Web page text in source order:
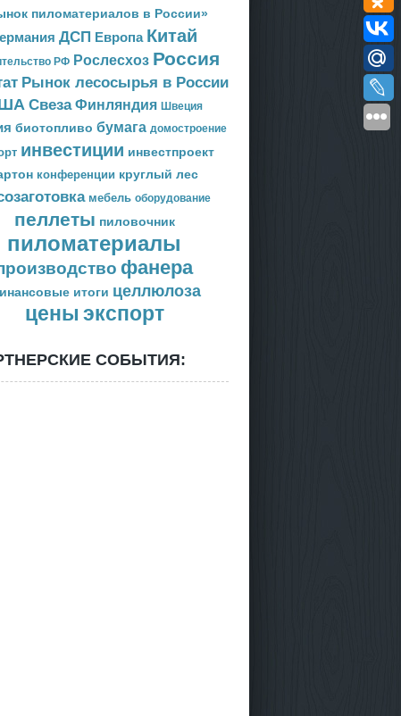
пиломатериалов в России»
ДСП Европа Китай
РФ Рослесхоз Россия
Рынок лесосырья в России
Свеза Финляндия Швеция
биотопливо бумага домостроение
инвестиции инвестпроект
конференции круглый лес
мебель оборудование
пеллеты пиловочник
пиломатериалы
фанера
итоги целлюлоза
цены экспорт
СОБЫТИЯ: